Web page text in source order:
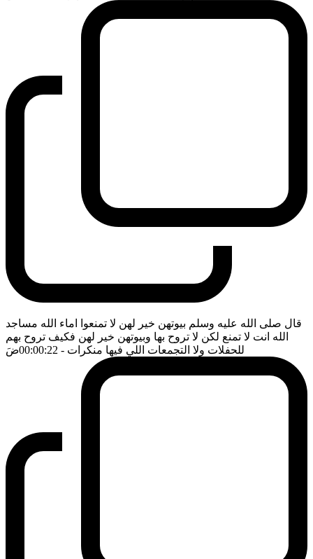
قال صلى الله عليه وسلم بيوتهن خير لهن لا تمنعوا اماء الله مساجد
الله انت لا تمنع لكن لا تروح بها وبيوتهن خير لهن فكيف تروح بهم
للحفلات ولا التجمعات اللي فيها منكرات - 00:00:22 ضَ